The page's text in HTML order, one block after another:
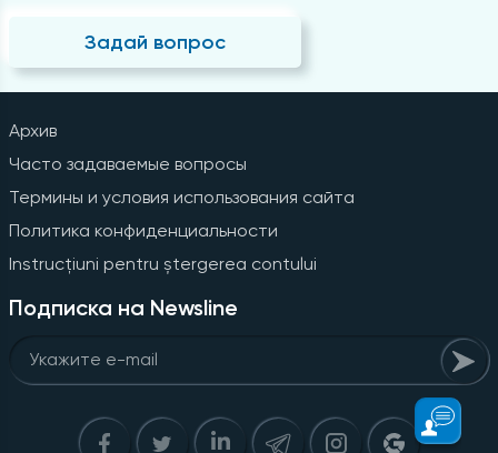
Задай вопрос
Архив
Часто задаваемые вопросы
Термины и условия использования сайта
Политика конфиденциальности
Instrucțiuni pentru ștergerea contului
Подписка на Newsline